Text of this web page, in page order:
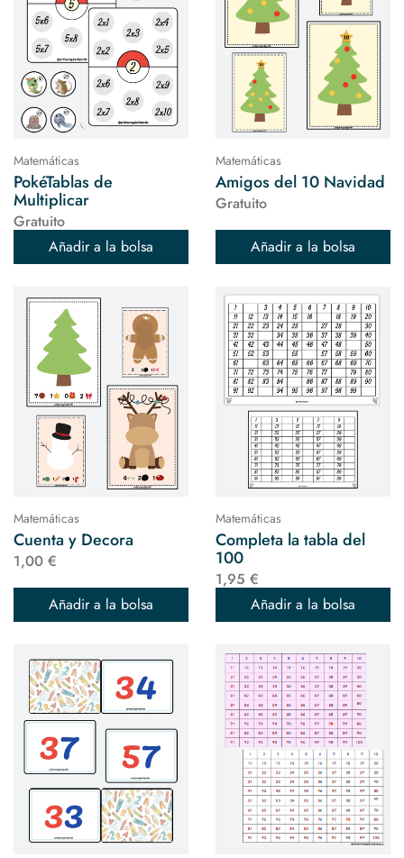
Matemáticas
PokéTablas de
Multiplicar
Gratuito
Añadir a la bolsa
Matemáticas
Amigos del 10 Navidad
Gratuito
Añadir a la bolsa
Matemáticas
Cuenta y Decora
1,00 €
Añadir a la bolsa
Matemáticas
Completa la tabla del
100
1,95 €
Añadir a la bolsa